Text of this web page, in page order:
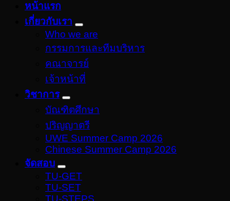
หน้าแรก
เกี่ยวกับเรา
Who we are
กรรมการและทีมบริหาร
คณาจารย์
เจ้าหน้าที่
วิชาการ
บัณฑิตศึกษา
ปริญญาตรี
UWE Summer Camp 2026
Chinese Summer Camp 2026
จัดสอบ
TU-GET
TU-SET
TU-STEPS